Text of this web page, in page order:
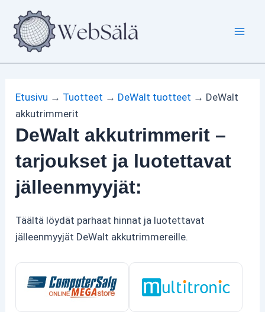
sisältöön
Etusivu → Tuotteet → DeWalt tuotteet → DeWalt
akkutrimmerit
DeWalt akkutrimmerit –
tarjoukset ja luotettavat
jälleenmyyjät:
Täältä löydät parhaat hinnat ja luotettavat
jälleenmyyjät DeWalt akkutrimmereille.